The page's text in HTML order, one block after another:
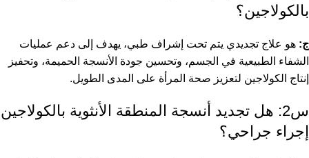
بالكولاجين؟
ج: هو علاج تجديدي يتم تحت إشراف طبي، يهدف إلى دعم عمليات
الشفاء الطبيعية في الجسم، وتحسين جودة الأنسجة الحميمة، وتحفيز
إنتاج الكولاجين لتعزيز صحة المرأة على المدى الطويل.
س2: هل تجديد أنسجة المنطقة الأنثوية بالكولاجين
إجراء جراحي؟